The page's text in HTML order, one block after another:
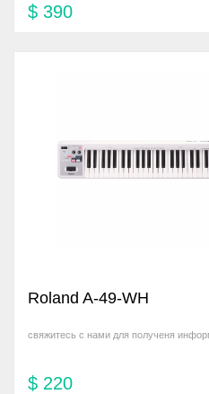
$ 390
Roland A-49-WH
свяжитесь с нами для полученя
$ 220